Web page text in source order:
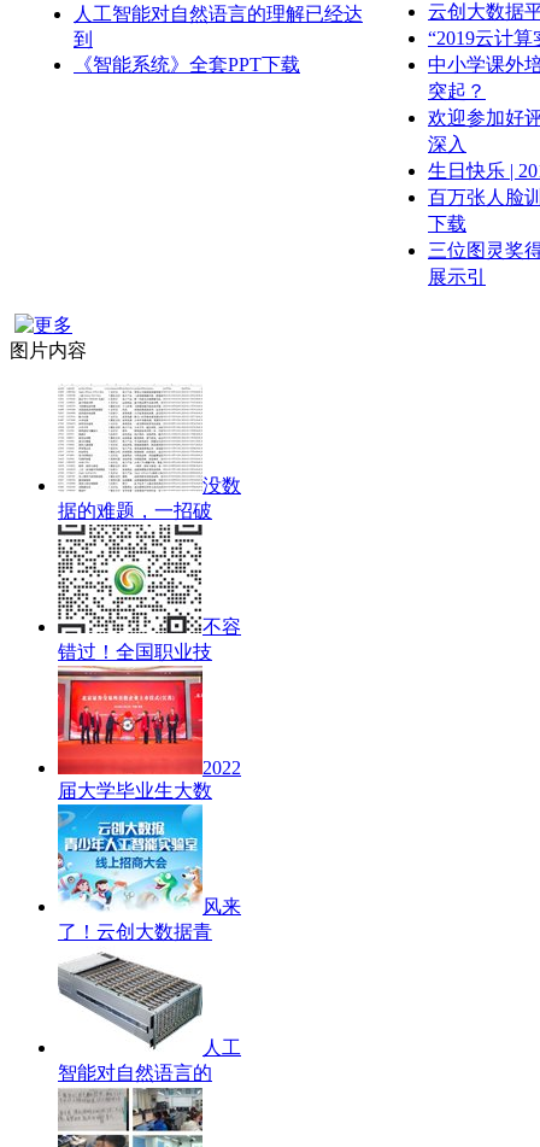
人工智能对自然语言的理解已经达
到
《智能系统》全套PPT下载
云创大数据
“2019云计
中小学课外
突起？
欢迎参加好
深入
生日快乐 |
百万张人脸
下载
三位图灵奖
展示引
图片内容
没数
据的难题，一招破
不容
错过！全国职业技
2022
届大学毕业生大数
风来
了！云创大数据青
人工
智能对自然语言的